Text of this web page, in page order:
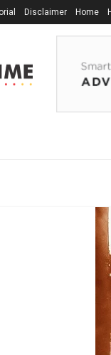
Disclaimer Home